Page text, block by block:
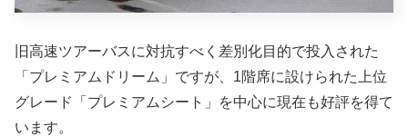
旧高速ツアーバスに対抗すべく差別化目的で投入された
「プレミアムドリーム」ですが、1階席に設けられた上位
グレード「プレミアムシート」を中心に現在も好評を得て
います。